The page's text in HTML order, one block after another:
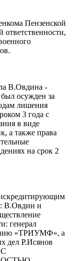
Пензенской
В.Овдина -
осужден за
лишения
3 года с
в виде
а также права
на срок 2
В.Овдин и
генерал
«ТРИУМФ», а
дел Р.Исянов